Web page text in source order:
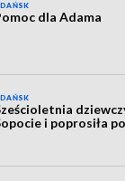
dla Adama
i poprosiła